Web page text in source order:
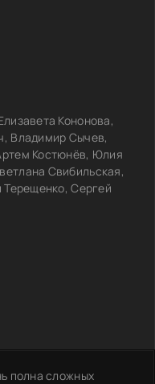
Кононова,
Владимир Сычев,
Костюнёв, Юлия
Свибильская,
Терещенко, Сергей
полна сложных